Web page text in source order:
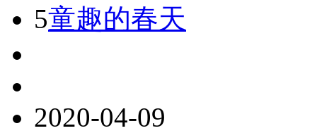
5童趣的春天
2020-04-09